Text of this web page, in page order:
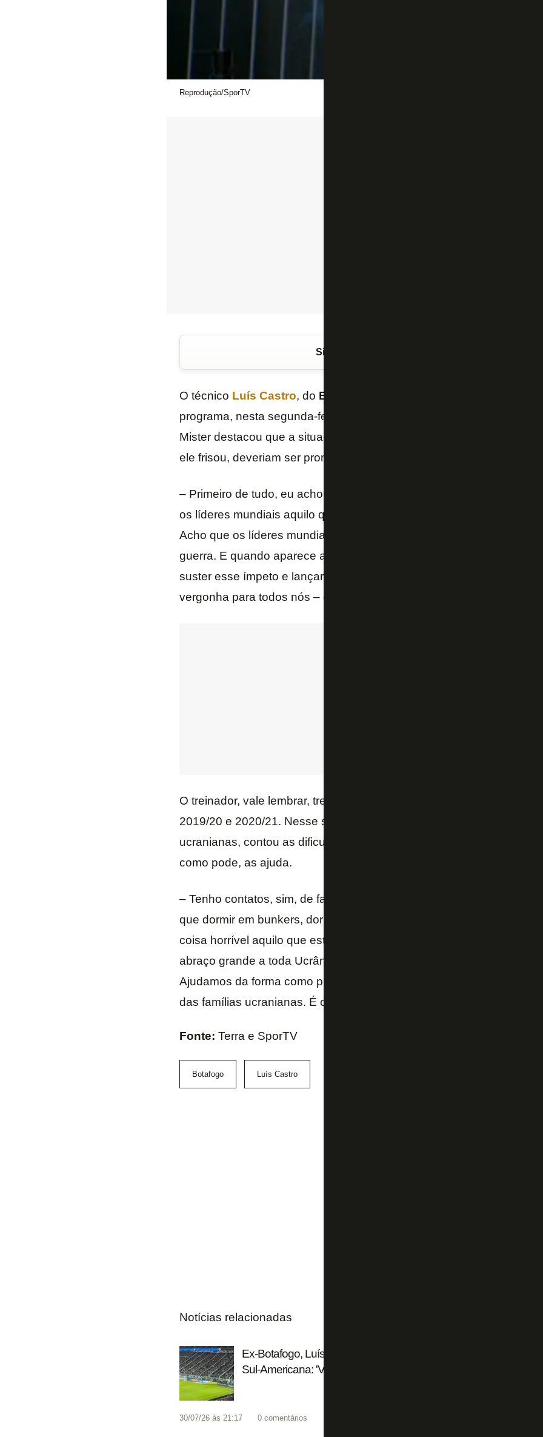
Reprodução/SporTV
Siga o FogãoNET
O técnico Luís Castro, do Botafogo
programa, nesta segunda-feira. Durante o programa “Bem, Amigos!”,
Mister destacou que a situação é uma vergonha para os líderes
ele frisou, deveriam ser promotores da paz.
– Primeiro de tudo, eu acho que é uma vergonha para o mundo, é
os líderes mundiais aquilo que está acontecer lá como em qualquer
Acho que os líderes mundiais deveriam ser promotores da paz,
guerra. E quando aparece algum líder mundial promotor de guerra,
suster esse ímpeto e lançar a paz. Neste caso, a guerra ganhou a
vergonha para todos nós – disse Luís Castro.
O treinador, vale lembrar, treinou o
2019/20 e 2020/21. Nesse sentido, ele revelou que ainda mantém
ucranianas, contou as dificuldades as quais elas se encontram e
como pode, as ajuda.
– Tenho contatos, sim, de famílias que estão a dormir em condições
que dormir em bunkers, dormir em garagens, famílias que foram
coisa horrível aquilo que está a passar lá. Olha, nem sei o que dizer,
abraço grande a toda Ucrânia e a todos os ucranianos por aquilo
Ajudamos da forma como pudemos, temos ajudado da forma como
das famílias ucranianas. É claramente uma crise de líderes mundiais
Fonte: Terra e SporTV
Botafogo Luís Castro
Notícias relacionadas
Ex-Botafogo, Luís Castro é xingado pela torcida do Grêmio em
Sul-Americana: 'Vai tomar no c...'
30/07/26 às 21:17 0 comentários